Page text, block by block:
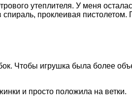
утеплителя. У меня
проклеивая
Чтобы игрушка была более
и просто положила на ветки.